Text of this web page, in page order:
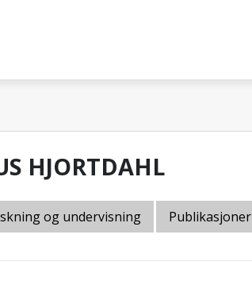
HJORTDAHL
og undervisning Publikasjoner